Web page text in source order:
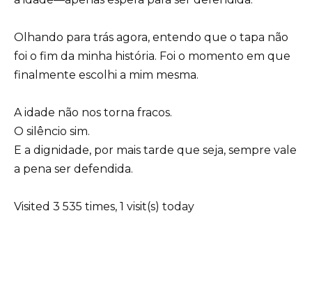
Olhando para trás agora, entendo que o tapa não
foi o fim da minha história. Foi o momento em que
finalmente escolhi a mim mesma.
A idade não nos torna fracos.
O silêncio sim.
E a dignidade, por mais tarde que seja, sempre vale
a pena ser defendida.
Visited 3 535 times, 1 visit(s) today